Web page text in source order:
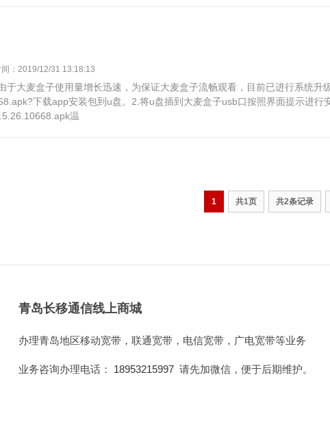
：2019/12/31 13:18:13
于大麦盒子使用量增长迅速，为保证大麦盒子流畅观看，目前已进行系统
下载app安装包到u盘。2.将u盘插到大麦盒子usb口按照界面提示进
温
1 共1页 共2条记录
青岛长移通信线上商城
办理青岛地区移动宽带，联通宽带，电信宽带，广电宽带等业务
业务咨询办理电话： 18953215997 请先加微信，便于后期维护。